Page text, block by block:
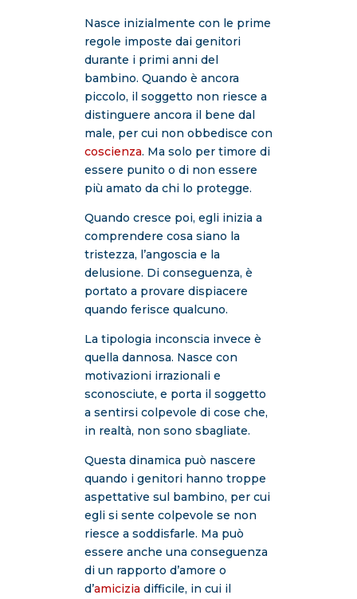
Nasce inizialmente con le prime
regole imposte dai genitori
durante i primi anni del
bambino. Quando è ancora
piccolo, il soggetto non riesce a
distinguere ancora il bene dal
male, per cui non obbedisce con
coscienza. Ma solo per timore di
essere punito o di non essere
più amato da chi lo protegge.
Quando cresce poi, egli inizia a
comprendere cosa siano la
tristezza, l’angoscia e la
delusione. Di conseguenza, è
portato a provare dispiacere
quando ferisce qualcuno.
La tipologia inconscia invece è
quella dannosa. Nasce con
motivazioni irrazionali e
sconosciute, e porta il soggetto
a sentirsi colpevole di cose che,
in realtà, non sono sbagliate.
Questa dinamica può nascere
quando i genitori hanno troppe
aspettative sul bambino, per cui
egli si sente colpevole se non
riesce a soddisfarle. Ma può
essere anche una conseguenza
di un rapporto d’amore o
d’amicizia difficile, in cui il